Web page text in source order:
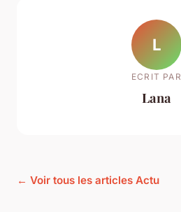
L
ECRIT PAR
Lana
← Voir tous les articles Actu